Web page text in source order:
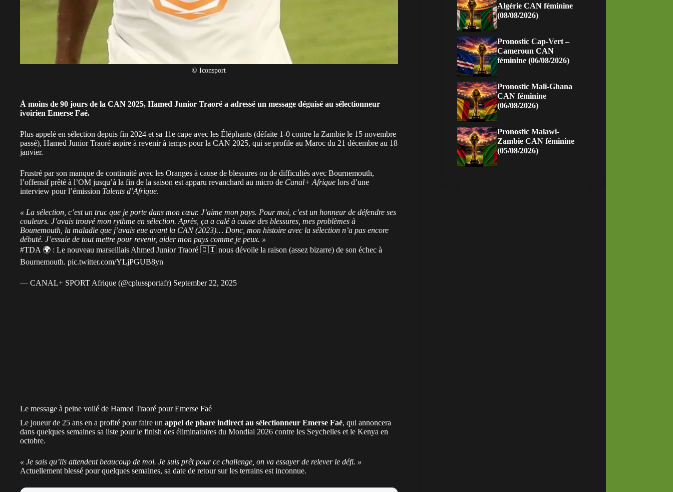
© Iconsport
À moins de 90 jours de la CAN 2025, Hamed Junior Traoré a adressé un message déguisé au sélectionneur
ivoirien Emerse Faé.
Plus appelé en sélection depuis fin 2024 et sa 11e cape avec les Éléphants (défaite 1-0 contre la Zambie le 15 novembre
passé), Hamed Junior Traoré aspire à revenir à temps pour la CAN 2025, qui se profile au Maroc du 21 décembre au 18
janvier.
Frustré par son manque de continuité avec les Oranges à cause de blessures ou de difficultés avec Bournemouth,
l’offensif prêté à l’OM jusqu’à la fin de la saison est apparu revanchard au micro de Canal+ Afrique lors d’une
interview pour l’émission Talents d’Afrique.
« La sélection, c’est un truc que je porte dans mon cœur. J’aime mon pays. Pour moi, c’est un honneur de défendre ses
couleurs. J’avais trouvé mon rythme en sélection. Après, ça a calé à cause des blessures, mes problèmes à
Bounemouth, la maladie que j’avais eue avant la CAN (2023)… Donc, mon histoire avec la sélection n’a pas encore
débuté. J’essaie de tout mettre pour revenir, aider mon pays comme je peux. »
#TDA 🌍 : Le nouveau marseillais Ahmed Junior Traoré 🇨🇮 nous dévoile la raison (assez bizarre) de son échec à
Bournemouth. pic.twitter.com/YLjPGUB8yn
— CANAL+ SPORT Afrique (@cplussportafr) September 22, 2025
Le message à peine voilé de Hamed Traoré pour Emerse Faé
Le joueur de 25 ans en a profité pour faire un appel de phare indirect au sélectionneur Emerse Faé, qui annoncera
dans quelques semaines sa liste pour le finish des éliminatoires du Mondial 2026 contre les Seychelles et le Kenya en
octobre.
« Je sais qu’ils attendent beaucoup de moi. Je suis prêt pour ce challenge, on va essayer de relever le défi. »
Actuellement blessé pour quelques semaines, sa date de retour sur les terrains est inconnue.
Algérie CAN féminine
(08/08/2026)
Pronostic Cap-Vert –
Cameroun CAN
féminine (06/08/2026)
Pronostic Mali-Ghana
CAN féminine
(06/08/2026)
Pronostic Malawi-
Zambie CAN féminine
(05/08/2026)